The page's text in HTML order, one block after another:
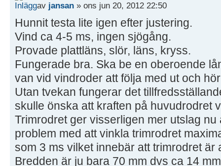
av jansan » ons jun 20, 2012 22:50
Hunnit testa lite igen efter justering.
Vind ca 4-5 ms, ingen sjögång.
Provade plattläns, slör, läns, kryss.
Fungerade bra. Ska be en oberoende
van vid vindroder att följa med ut och
Utan tvekan fungerar det
skulle önska att kraften på huvudrodret
Trimrodret ger visserligen mer utslag
problem med att vinkla trimrodret
som 3 ms vilket innebär att trimrodret är
Bredden är ju bara 70 mm dvs ca 14